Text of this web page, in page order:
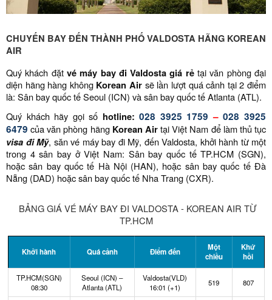
CHUYẾN BAY ĐẾN THÀNH PHỐ VALDOSTA HÃNG KOREAN
AIR
Quý khách đặt vé máy bay điValdosta giá rẻtại văn phòng đại
diện hãng hàng không Korean Air sẽ lần lượt quá cảnh tại 2 điểm
là: Sân bay quốc tế Seoul (ICN) và sân bay quốc tế Atlanta (ATL).
Quý khách hãy gọi số hotline:028 3925 1759 –028 3925
6479 của văn phòng hãng Korean Airtại Việt Nam để làm thủ tục
visa đi Mỹ, săn vé máy bay đi Mỹ, đến Valdosta, khởi hành từ một
trong 4 sân bay ở Việt Nam: Sân bay quốc tế TP.HCM (SGN),
hoặc sân bay quốc tế Hà Nội (HAN), hoặc sân bay quốc tế Đà
Nẵng (DAD) hoặc sân bay quốc tế Nha Trang (CXR).
BẢNG GIÁ VÉ MÁY BAY ĐI VALDOSTA - KOREAN AIR TỪ
TP.HCM
Khởi hành Quá cảnh Điểm đến
Một
chiều
Khứ
hồi
TP.HCM(SGN)
08:30
Seoul (ICN) –
Atlanta (ATL)
Valdosta(VLD)
16:01 (+1)
519 807